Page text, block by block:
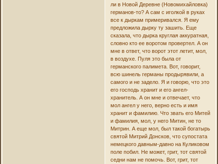
ли в Новой Деревне (Новомихайловка)
германов-то? А сам с иголкой в руках
все к дыркам примеривался. Я ему
предложила дырку ту зашить. Еще
сказала, что дырка круглая аккуратная,
словно кто ее воротом провертел. А он
мне в ответ, что ворот этот летит, мол,
в воздухе. Пуля это была от
германского палимета. Вот, говорит,
всю шинель германы продырявили, а
самого и не задело. Я и говорю, что это
его господь хранит и его ангел-
хранитель. А он мне и отвечает, что
мол ангел у него, верно есть и имя
хранит и фамилию. Что звать его Митей
и фамилия, мол, у него Митин, не то
Митрин. А еще мол, был такой богатырь
святой Митрий Донсков, что супостата
немецкого давным-давно на Куликовом
поле побил. Не может, грит, тот святой
седни нам не помочь. Вот, грит, тот